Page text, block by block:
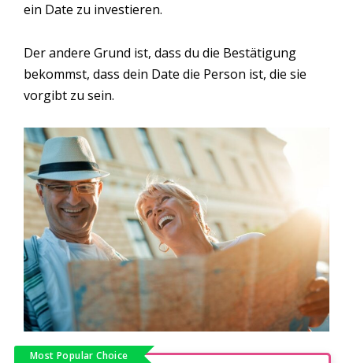
ein Date zu investieren.
Der andere Grund ist, dass du die Bestätigung
bekommst, dass dein Date die Person ist, die sie
vorgibt zu sein.
Most Popular Choice